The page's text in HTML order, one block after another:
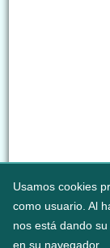
Usamos cookies
como usuario. Al
nos está dando
en su navegador.
Legezko abisua